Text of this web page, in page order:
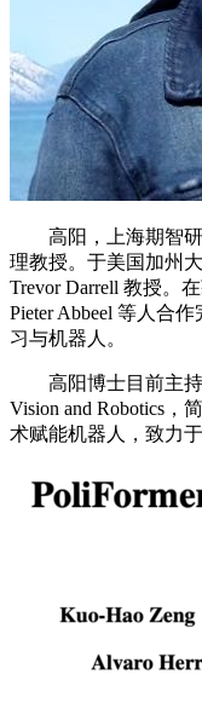
高阳，上海期智研
理教授。于美国加州
Trevor Darrell 教授。
Pieter Abbeel 等人合
习与机器人。
高阳博士目前主持
Vision and Robotics，
术赋能机器人，致力